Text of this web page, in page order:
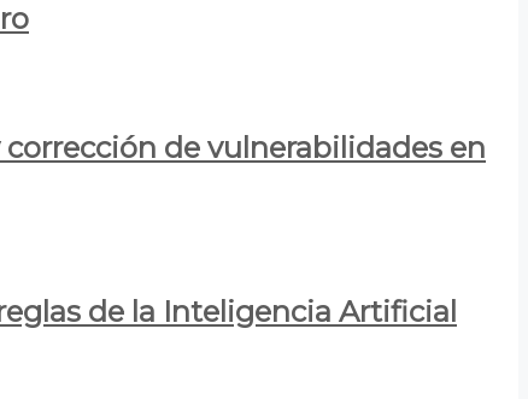
de vulnerabilidades en
de la Inteligencia Artificial